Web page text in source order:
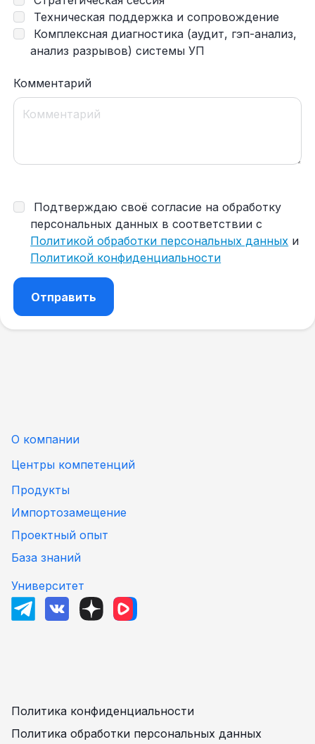
Техническая поддержка и сопровождение
Комплексная диагностика (аудит, гэп-анализ,
анализ разрывов) системы УП
Комментарий
Подтверждаю своё согласие на обработку
персональных данных в соответствии с
Политикой обработки персональных данных и
Политикой конфиденциальности
О компании
Центры компетенций
Продукты
Импортозамещение
Проектный опыт
База знаний
Университет
Политика конфиденциальности
Политика обработки персональных данных